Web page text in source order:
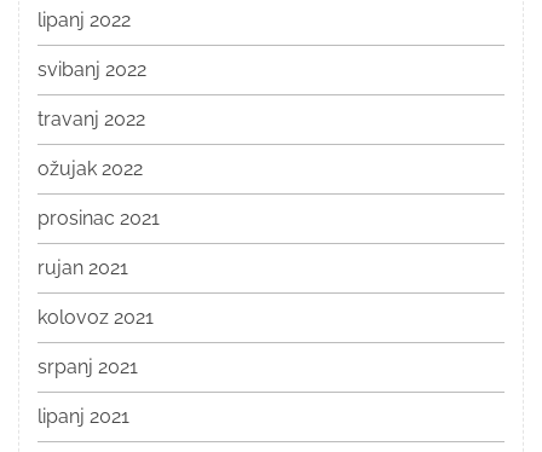
lipanj 2022
svibanj 2022
travanj 2022
ožujak 2022
prosinac 2021
rujan 2021
kolovoz 2021
srpanj 2021
lipanj 2021